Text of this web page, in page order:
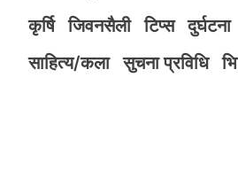
कृर्षि
जिवनसैली टिप्स दुर्घटना
साहित्य/कला
सुचना प्रविधि